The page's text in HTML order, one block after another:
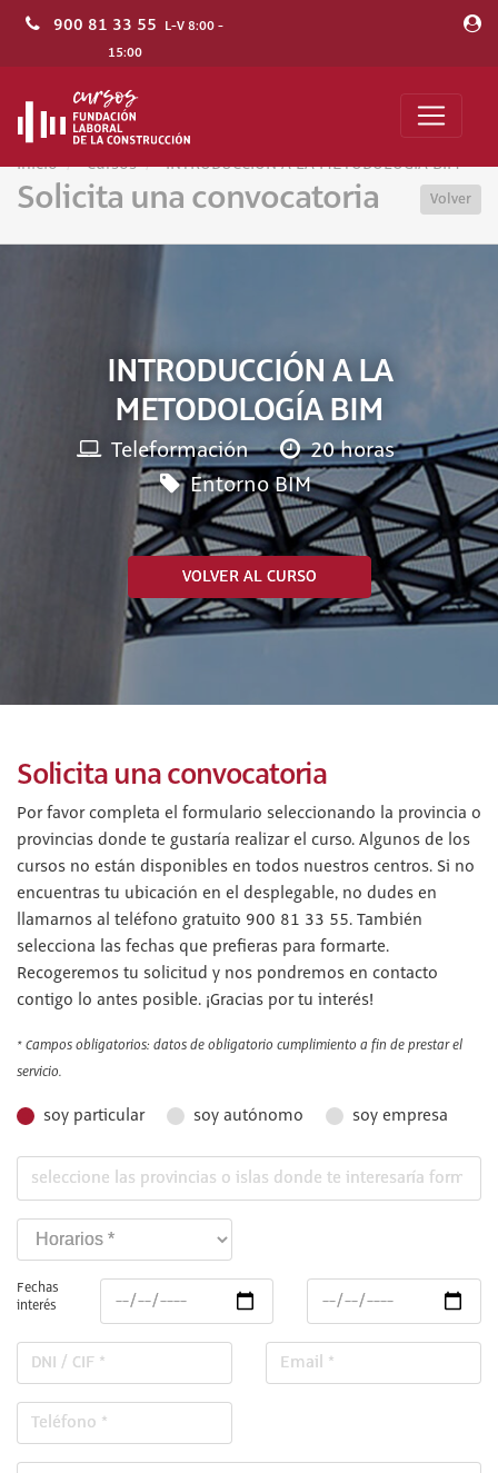
900 81 33 55 L-V 8:00 -
15:00
Inicio Cursos INTRODUCCIÓN A LA METODOLOGÍA BIM
Solicita una convocatoria Volver
INTRODUCCIÓN A LA
METODOLOGÍA BIM
Teleformación
20 horas
Entorno BIM
VOLVER AL CURSO
Solicita una convocatoria
Por favor completa el formulario seleccionando la provincia o
provincias donde te gustaría realizar el curso. Algunos de los
cursos no están disponibles en todos nuestros centros. Si no
encuentras tu ubicación en el desplegable, no dudes en
llamarnos al teléfono gratuito 900 81 33 55. También
selecciona las fechas que prefieras para formarte.
Recogeremos tu solicitud y nos pondremos en contacto
contigo lo antes posible. ¡Gracias por tu interés!
* Campos obligatorios: datos de obligatorio cumplimiento a fin de prestar el
servicio.
soy particular soy autónomo soy empresa
Fechas
interés